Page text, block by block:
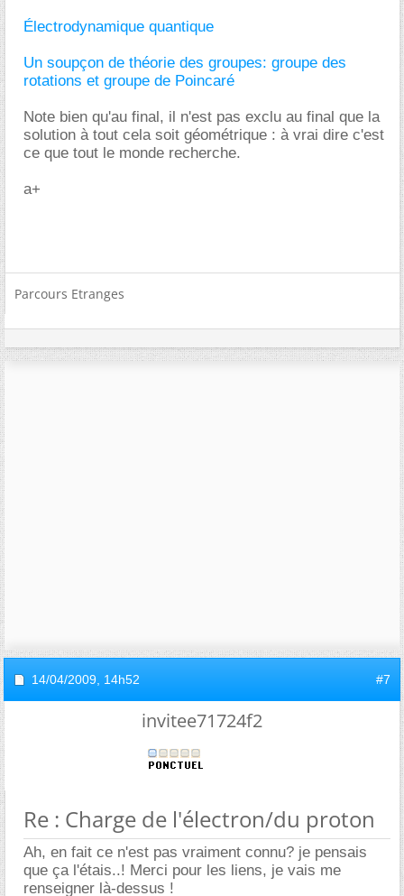
Électrodynamique quantique
Un soupçon de théorie des groupes: groupe des
rotations et groupe de Poincaré
Note bien qu'au final, il n'est pas exclu au final que la
solution à tout cela soit géométrique : à vrai dire c'est
ce que tout le monde recherche.
a+
Parcours Etranges
14/04/2009, 14h52 #7
invitee71724f2
Re : Charge de l'électron/du proton
Ah, en fait ce n'est pas vraiment connu? je pensais
que ça l'étais..! Merci pour les liens, je vais me
renseigner là-dessus !